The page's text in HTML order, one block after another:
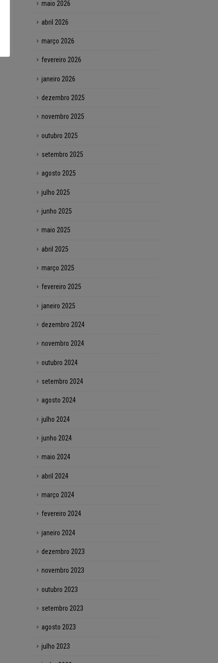
maio 2026
abril 2026
março 2026
fevereiro 2026
janeiro 2026
dezembro 2025
novembro 2025
outubro 2025
setembro 2025
agosto 2025
julho 2025
junho 2025
maio 2025
abril 2025
março 2025
fevereiro 2025
janeiro 2025
dezembro 2024
novembro 2024
outubro 2024
setembro 2024
agosto 2024
julho 2024
junho 2024
maio 2024
abril 2024
março 2024
fevereiro 2024
janeiro 2024
dezembro 2023
novembro 2023
outubro 2023
setembro 2023
agosto 2023
julho 2023